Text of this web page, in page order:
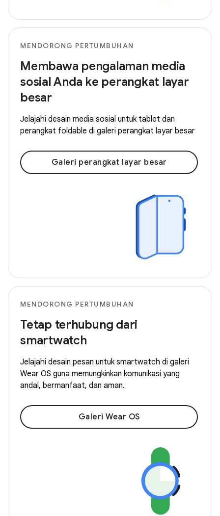
MENDORONG PERTUMBUHAN
Membawa pengalaman media
sosial Anda ke perangkat layar
besar
Jelajahi desain media sosial untuk tablet dan
perangkat foldable di galeri perangkat layar besar
Galeri perangkat layar besar
MENDORONG PERTUMBUHAN
Tetap terhubung dari
smartwatch
Jelajahi desain pesan untuk smartwatch di galeri
Wear OS guna memungkinkan komunikasi yang
andal, bermanfaat, dan aman.
Galeri Wear OS